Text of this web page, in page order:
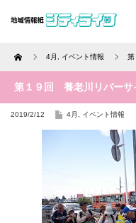
Home 4月 イベント情報 第
第１９回 養老川リバーサ
2019/2/12 4月 イベント情報